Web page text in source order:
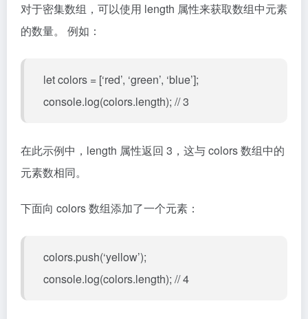
对于密集数组，可以使用 length 属性来获取数组中元素
的数量。 例如：
let colors = [‘red’, ‘green’, ‘blue’];
console.log(colors.length); // 3
在此示例中，length 属性返回 3，这与 colors 数组中的
元素数相同。
下面向 colors 数组添加了一个元素：
colors.push(‘yellow’);
console.log(colors.length); // 4